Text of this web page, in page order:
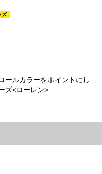
ズ
ールカラーをポイントにし
ズ<ローレン>